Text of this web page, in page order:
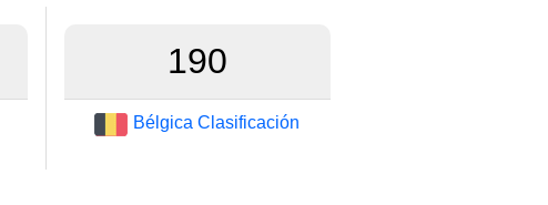
190
Bélgica Clasificación